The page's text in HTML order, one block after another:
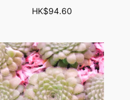
HK$94.60